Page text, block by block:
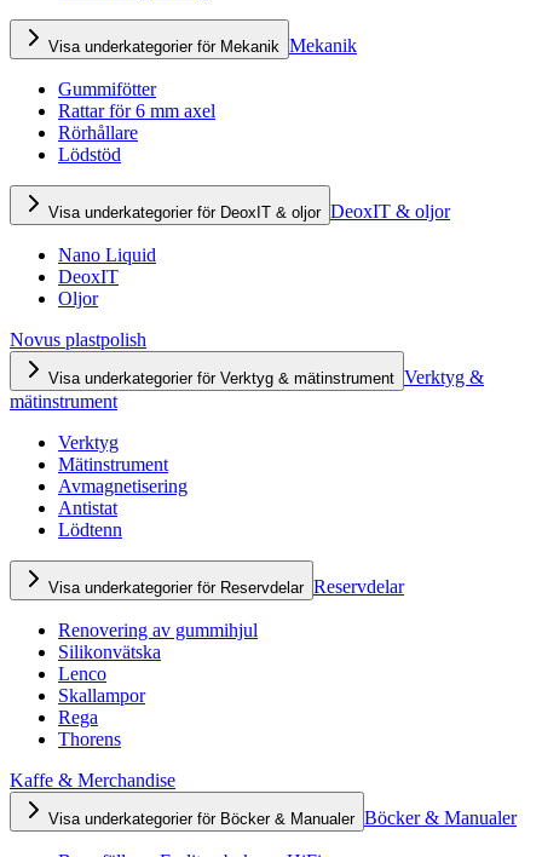
Visa underkategorier för Mekanik Mekanik
Gummifötter
Rattar för 6 mm axel
Rörhållare
Lödstöd
Visa underkategorier för DeoxIT & oljor DeoxIT & oljor
Nano Liquid
DeoxIT
Oljor
Novus plastpolish
Visa underkategorier för Verktyg & mätinstrument Verktyg &
mätinstrument
Verktyg
Mätinstrument
Avmagnetisering
Antistat
Lödtenn
Visa underkategorier för Reservdelar Reservdelar
Renovering av gummihjul
Silikonvätska
Lenco
Skallampor
Rega
Thorens
Kaffe & Merchandise
Visa underkategorier för Böcker & Manualer Böcker & Manualer